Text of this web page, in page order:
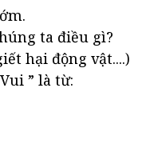
ta điều gì?
hại động vật....)
” là từ: